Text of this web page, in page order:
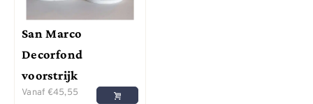
San Marco
Decorfond
voorstrijk
Vanaf €45,55